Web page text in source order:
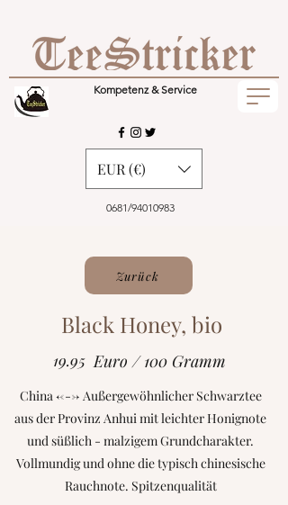
Kompetenz & Service
0681/94010983
EUR (€)
Zurück
Black Honey, bio
19.95 Euro / 100 Gramm
China <---> Außergewöhnlicher Schwarztee
aus der Provinz Anhui mit leichter Honignote
und süßlich - malzigem Grundcharakter.
Vollmundig und ohne die typisch chinesische
Rauchnote. Spitzenqualität